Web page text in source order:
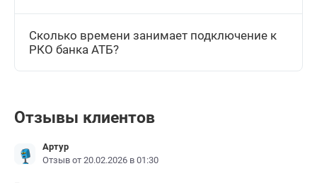
Сколько времени занимает подключение к
РКО банка АТБ?
Отзывы клиентов
Артур
Отзыв от 20.02.2026 в 01:30